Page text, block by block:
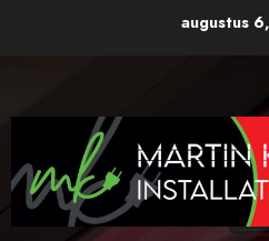
augustus